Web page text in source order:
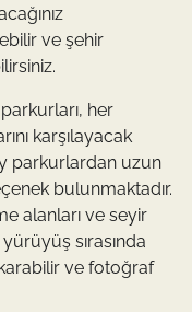
ve şehir
her
karşılayacak
parkurlardan uzun
bulunmaktadır.
alanları ve seyir
sırasında
ve fotoğraf